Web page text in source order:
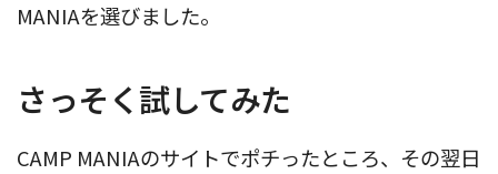
MANIAを選びました。
さっそく試してみた
CAMP MANIAのサイトでポチったところ、その翌日